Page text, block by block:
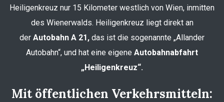
Heiligenkreuz nur 15 Kilometer westlich von Wien, inmitten
des Wienerwalds. Heiligenkreuz liegt direkt an
der Autobahn A 21, das ist die sogenannte „Allander
Autobahn“, und hat eine eigene Autobahnabfahrt
„Heiligenkreuz“.
Mit öffentlichen Verkehrsmitteln: